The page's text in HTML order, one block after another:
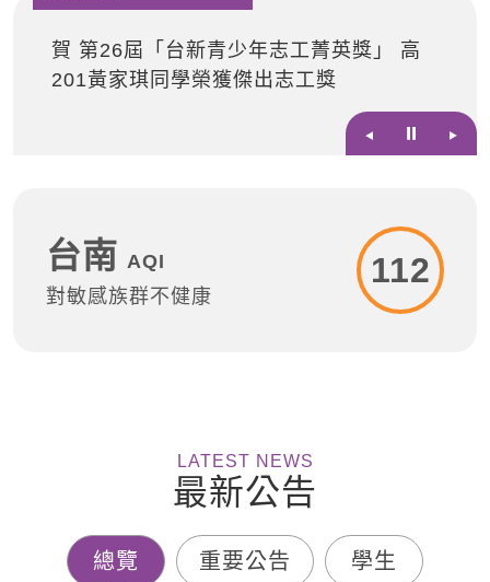
賀 第26屆「台新青少年志工菁英獎」 高
201黃家琪同學榮獲傑出志工獎
⏸
台南 AQI
對敏感族群不健康
112
LATEST NEWS
最新公告
總覽 重要公告 學生